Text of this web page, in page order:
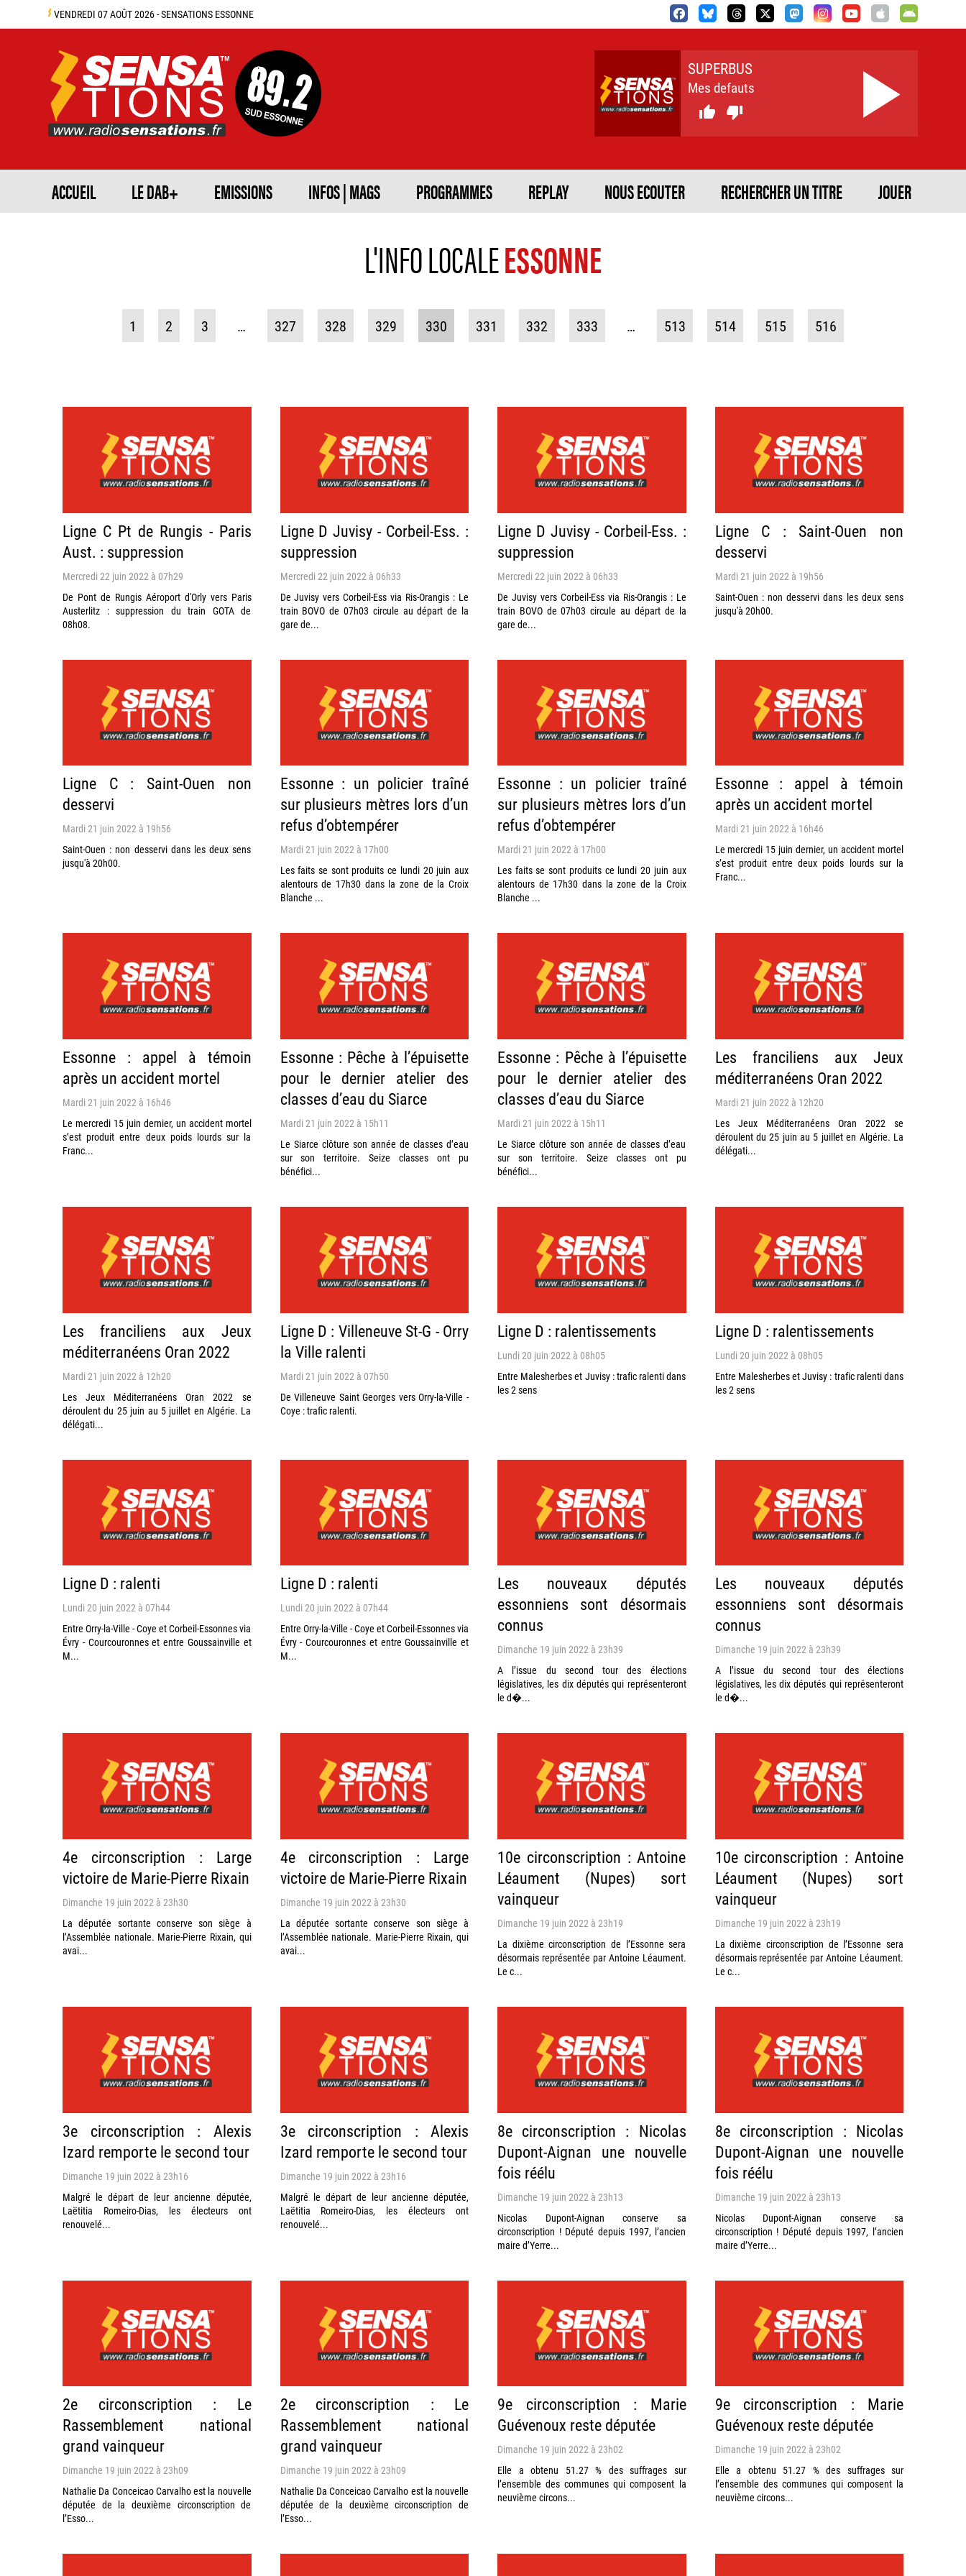
VENDREDI 07 AOÛT 2026 - SENSATIONS ESSONNE
SUPERBUS
Mes defauts
 
ACCUEIL LE DAB+ EMISSIONS INFOS | MAGS PROGRAMMES REPLAY NOUS ECOUTER RECHERCHER UN TITRE JOUER
L'INFO LOCALEESSONNE
1 2 3 … 327 328 329 330 331 332 333 … 513 514 515 516
Ligne C Pt de Rungis - Paris
Aust. : suppression
Mercredi 22 juin 2022 à 07h29
De Pont de Rungis Aéroport d'Orly vers Paris
Austerlitz : suppression du train GOTA de
08h08.
Ligne D Juvisy - Corbeil-Ess. :
suppression
Mercredi 22 juin 2022 à 06h33
De Juvisy vers Corbeil-Ess via Ris-Orangis : Le
train BOVO de 07h03 circule au départ de la
gare de...
Ligne D Juvisy - Corbeil-Ess. :
suppression
Mercredi 22 juin 2022 à 06h33
De Juvisy vers Corbeil-Ess via Ris-Orangis : Le
train BOVO de 07h03 circule au départ de la
gare de...
Ligne C : Saint-Ouen non
desservi
Mardi 21 juin 2022 à 19h56
Saint-Ouen : non desservi dans les deux sens
jusqu'à 20h00.
Ligne C : Saint-Ouen non
desservi
Mardi 21 juin 2022 à 19h56
Saint-Ouen : non desservi dans les deux sens
jusqu'à 20h00.
Essonne : un policier traîné
sur plusieurs mètres lors d’un
refus d’obtempérer
Mardi 21 juin 2022 à 17h00
Les faits se sont produits ce lundi 20 juin aux
alentours de 17h30 dans la zone de la Croix
Blanche ...
Essonne : un policier traîné
sur plusieurs mètres lors d’un
refus d’obtempérer
Mardi 21 juin 2022 à 17h00
Les faits se sont produits ce lundi 20 juin aux
alentours de 17h30 dans la zone de la Croix
Blanche ...
Essonne : appel à témoin
après un accident mortel
Mardi 21 juin 2022 à 16h46
Le mercredi 15 juin dernier, un accident mortel
s’est produit entre deux poids lourds sur la
Franc...
Essonne : appel à témoin
après un accident mortel
Mardi 21 juin 2022 à 16h46
Le mercredi 15 juin dernier, un accident mortel
s’est produit entre deux poids lourds sur la
Franc...
Essonne : Pêche à l’épuisette
pour le dernier atelier des
classes d’eau du Siarce
Mardi 21 juin 2022 à 15h11
Le Siarce clôture son année de classes d’eau
sur son territoire. Seize classes ont pu
bénéfici...
Essonne : Pêche à l’épuisette
pour le dernier atelier des
classes d’eau du Siarce
Mardi 21 juin 2022 à 15h11
Le Siarce clôture son année de classes d’eau
sur son territoire. Seize classes ont pu
bénéfici...
Les franciliens aux Jeux
méditerranéens Oran 2022
Mardi 21 juin 2022 à 12h20
Les Jeux Méditerranéens Oran 2022 se
déroulent du 25 juin au 5 juillet en Algérie. La
délégati...
Les franciliens aux Jeux
méditerranéens Oran 2022
Mardi 21 juin 2022 à 12h20
Les Jeux Méditerranéens Oran 2022 se
déroulent du 25 juin au 5 juillet en Algérie. La
délégati...
Ligne D : Villeneuve St-G - Orry
la Ville ralenti
Mardi 21 juin 2022 à 07h50
De Villeneuve Saint Georges vers Orry-la-Ville -
Coye : trafic ralenti.
Ligne D : ralentissements
Lundi 20 juin 2022 à 08h05
Entre Malesherbes et Juvisy : trafic ralenti dans
les 2 sens
Ligne D : ralentissements
Lundi 20 juin 2022 à 08h05
Entre Malesherbes et Juvisy : trafic ralenti dans
les 2 sens
Ligne D : ralenti
Lundi 20 juin 2022 à 07h44
Entre Orry-la-Ville - Coye et Corbeil-Essonnes via
Évry - Courcouronnes et entre Goussainville et
M...
Ligne D : ralenti
Lundi 20 juin 2022 à 07h44
Entre Orry-la-Ville - Coye et Corbeil-Essonnes via
Évry - Courcouronnes et entre Goussainville et
M...
Les nouveaux députés
essonniens sont désormais
connus
Dimanche 19 juin 2022 à 23h39
A l’issue du second tour des élections
législatives, les dix députés qui représenteront
le d�...
Les nouveaux députés
essonniens sont désormais
connus
Dimanche 19 juin 2022 à 23h39
A l’issue du second tour des élections
législatives, les dix députés qui représenteront
le d�...
4e circonscription : Large
victoire de Marie-Pierre Rixain
Dimanche 19 juin 2022 à 23h30
La députée sortante conserve son siège à
l’Assemblée nationale. Marie-Pierre Rixain, qui
avai...
4e circonscription : Large
victoire de Marie-Pierre Rixain
Dimanche 19 juin 2022 à 23h30
La députée sortante conserve son siège à
l’Assemblée nationale. Marie-Pierre Rixain, qui
avai...
10e circonscription : Antoine
Léaument (Nupes) sort
vainqueur
Dimanche 19 juin 2022 à 23h19
La dixième circonscription de l’Essonne sera
désormais représentée par Antoine Léaument.
Le c...
10e circonscription : Antoine
Léaument (Nupes) sort
vainqueur
Dimanche 19 juin 2022 à 23h19
La dixième circonscription de l’Essonne sera
désormais représentée par Antoine Léaument.
Le c...
3e circonscription : Alexis
Izard remporte le second tour
Dimanche 19 juin 2022 à 23h16
Malgré le départ de leur ancienne députée,
Laëtitia Romeiro-Dias, les électeurs ont
renouvelé...
3e circonscription : Alexis
Izard remporte le second tour
Dimanche 19 juin 2022 à 23h16
Malgré le départ de leur ancienne députée,
Laëtitia Romeiro-Dias, les électeurs ont
renouvelé...
8e circonscription : Nicolas
Dupont-Aignan une nouvelle
fois réélu
Dimanche 19 juin 2022 à 23h13
Nicolas Dupont-Aignan conserve sa
circonscription ! Député depuis 1997, l’ancien
maire d’Yerre...
8e circonscription : Nicolas
Dupont-Aignan une nouvelle
fois réélu
Dimanche 19 juin 2022 à 23h13
Nicolas Dupont-Aignan conserve sa
circonscription ! Député depuis 1997, l’ancien
maire d’Yerre...
2e circonscription : Le
Rassemblement national
grand vainqueur
Dimanche 19 juin 2022 à 23h09
Nathalie Da Conceicao Carvalho est la nouvelle
députée de la deuxième circonscription de
l’Esso...
2e circonscription : Le
Rassemblement national
grand vainqueur
Dimanche 19 juin 2022 à 23h09
Nathalie Da Conceicao Carvalho est la nouvelle
députée de la deuxième circonscription de
l’Esso...
9e circonscription : Marie
Guévenoux reste députée
Dimanche 19 juin 2022 à 23h02
Elle a obtenu 51.27 % des suffrages sur
l’ensemble des communes qui composent la
neuvième circons...
9e circonscription : Marie
Guévenoux reste députée
Dimanche 19 juin 2022 à 23h02
Elle a obtenu 51.27 % des suffrages sur
l’ensemble des communes qui composent la
neuvième circons...